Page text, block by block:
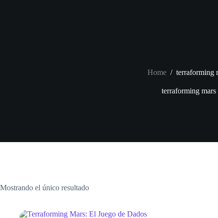
Home / terraforming
terraforming mars
Mostrando el único resultado